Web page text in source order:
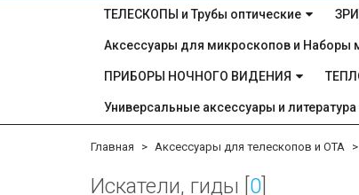
ТЕЛЕСКОПЫ и Трубы оптические
Аксессуары для микроскопов и Наборы
ПРИБОРЫ НОЧНОГО ВИДЕНИЯ
Универсальные аксессуары и литература
Главная Аксессуары для телескопов и ОТА
Искатели, гиды [ 0